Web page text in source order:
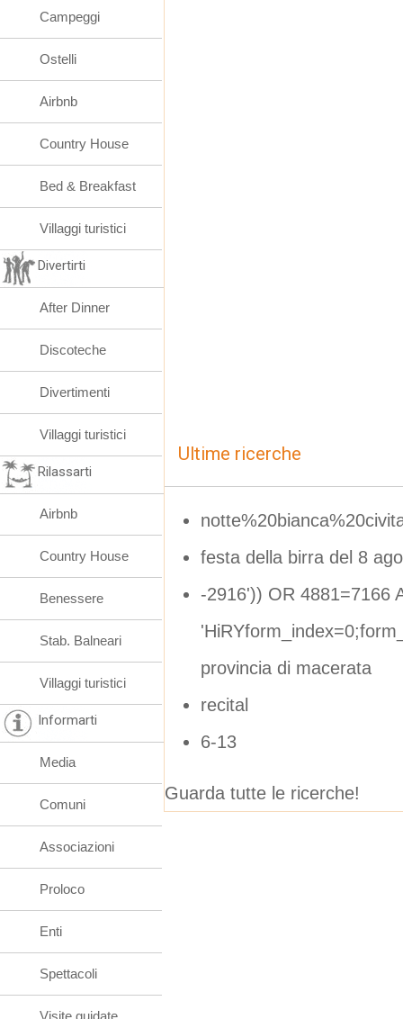
Ultime ricerche
festa della birra del 8
-2916')) OR 4881=7166
provincia di macerata
recital
6-13
Guarda tutte le ricerche!
Campeggi
Ostelli
Airbnb
Country House
Bed & Breakfast
Villaggi turistici
Divertirti
After Dinner
Discoteche
Divertimenti
Villaggi turistici
Rilassarti
Airbnb
Country House
Benessere
Stab. Balneari
Villaggi turistici
Informarti
Media
Comuni
Associazioni
Proloco
Enti
Spettacoli
Visite guidate